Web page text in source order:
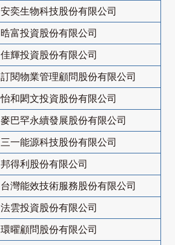
安奕生物科技股份有限公司
晧富投資股份有限公司
佳輝投資股份有限公司
訂閱物業管理顧問股份有限公司
怡和閎文投資股份有限公司
麥巴罕永續發展股份有限公司
三一能源科技股份有限公司
邦得利股份有限公司
台灣能效技術服務股份有限公司
法雲投資股份有限公司
環曜顧問股份有限公司